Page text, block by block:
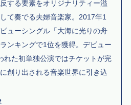
する要素をオリジナリティー溢
て奏でる夫婦音楽家。2017年1
ューシングル「大海に光りの舟
ンキングで1位を獲得。デビュー
れた初単独公演ではチケットが完
創り出される音楽世界に引き込